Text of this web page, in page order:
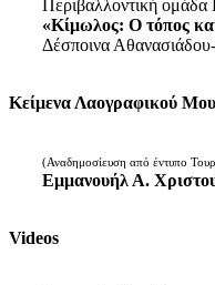
Περιβαλλοντική
«Κίμωλος: Ο τόπος
Δέσποινα
Κείμενα Λαογραφικού
(Αναδημοσίευση από έντυπο
Εμμανουήλ Α.
Videos